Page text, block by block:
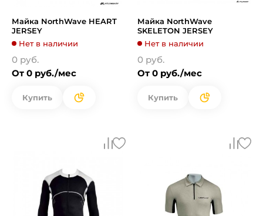
Майка NorthWave HEART
JERSEY
Нет в наличии
0 руб.
От 0 руб./мес
Купить
Майка NorthWave
SKELETON JERSEY
Нет в наличии
0 руб.
От 0 руб./мес
Купить